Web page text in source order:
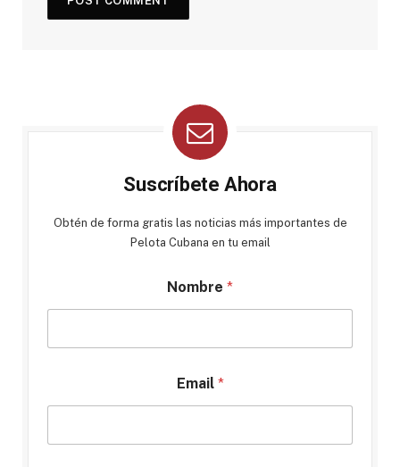
Suscríbete Ahora
Obtén de forma gratis las noticias más importantes de
Pelota Cubana en tu email
Nombre *
Email *